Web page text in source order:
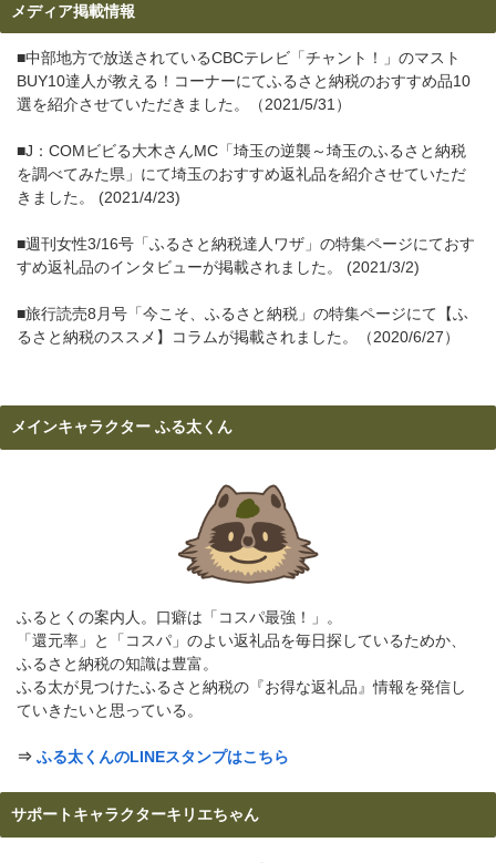
メディア掲載情報
■中部地方で放送されているCBCテレビ「チャント！」のマスト
BUY10達人が教える！コーナーにてふるさと納税のおすすめ品10
選を紹介させていただきました。（2021/5/31）
■J：COMビビる大木さんMC「埼玉の逆襲～埼玉のふるさと納税
を調べてみた県」にて埼玉のおすすめ返礼品を紹介させていただ
きました。 (2021/4/23)
■週刊女性3/16号「ふるさと納税達人ワザ」の特集ページにておす
すめ返礼品のインタビューが掲載されました。 (2021/3/2)
■旅行読売8月号「今こそ、ふるさと納税」の特集ページにて【ふ
るさと納税のススメ】コラムが掲載されました。（2020/6/27）
メインキャラクター ふる太くん
ふるとくの案内人。口癖は「コスパ最強！」。
「還元率」と「コスパ」のよい返礼品を毎日探しているためか、
ふるさと納税の知識は豊富。
ふる太が見つけたふるさと納税の『お得な返礼品』情報を発信し
ていきたいと思っている。
⇒ ふる太くんのLINEスタンプはこちら
サポートキャラクターキリエちゃん